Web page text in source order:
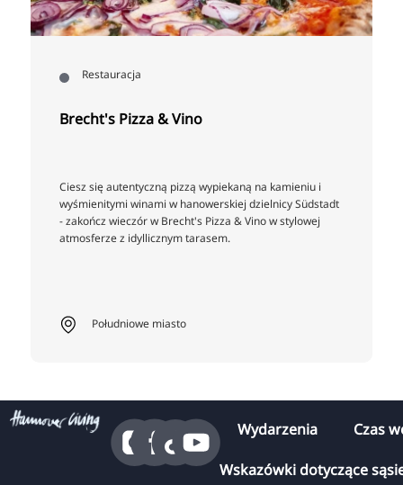
Restauracja
Brecht's Pizza & Vino
Ciesz się autentyczną pizzą wypiekaną na kamieniu i
wyśmienitymi winami w hanowerskiej dzielnicy Südstadt
- zakończ wieczór w Brecht's Pizza & Vino w stylowej
atmosferze z idyllicznym tarasem.
Południowe miasto
Wydarzenia Czas
Wskazówki dotyczące